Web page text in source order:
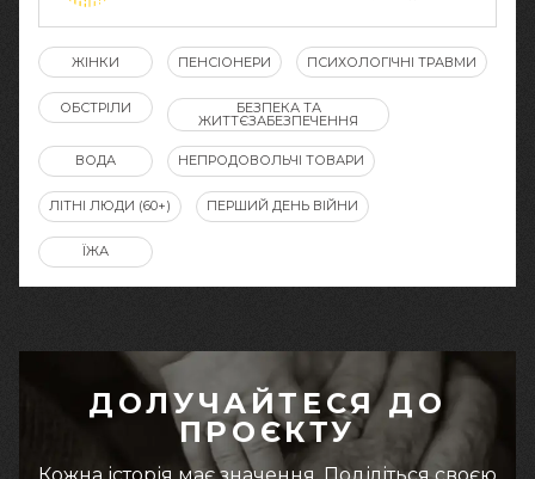
ЖІНКИ ПЕНСІОНЕРИ ПСИХОЛОГІЧНІ ТРАВМИ
ОБСТРІЛИ БЕЗПЕКА ТА
ЖИТТЄЗАБЕЗПЕЧЕННЯ
ВОДА НЕПРОДОВОЛЬЧІ ТОВАРИ
ЛІТНІ ЛЮДИ (60+) ПЕРШИЙ ДЕНЬ ВІЙНИ
ЇЖА
ДОЛУЧАЙТЕСЯ ДО
ПРОЄКТУ
Кожна історія має значення. Поділіться своєю